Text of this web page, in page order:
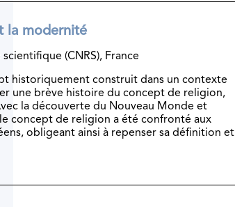
la modernité
(CNRS), France
historiquement construit dans un contexte
une brève histoire du concept de religion,
la découverte du Nouveau Monde et
concept de religion a été confronté aux
obligeant ainsi à repenser sa définition et